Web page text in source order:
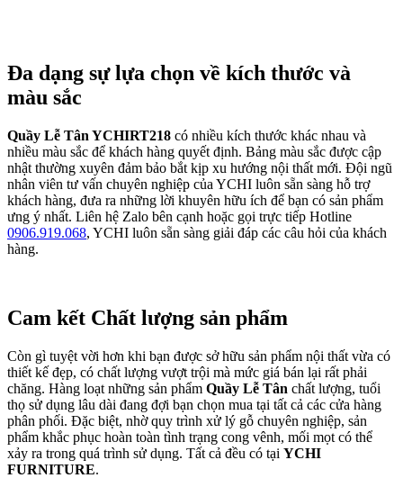
Đa dạng sự lựa chọn về kích thước và
màu sắc
Quầy Lễ Tân YCHIRT218 có nhiều kích thước khác nhau và
nhiều màu sắc để khách hàng quyết định. Bảng màu sắc được cập
nhật thường xuyên đảm bảo bắt kịp xu hướng nội thất mới. Đội ngũ
nhân viên tư vấn chuyên nghiệp của YCHI luôn sẵn sàng hỗ trợ
khách hàng, đưa ra những lời khuyên hữu ích để bạn có sản phẩm
ưng ý nhất. Liên hệ Zalo bên cạnh hoặc gọi trực tiếp Hotline
0906.919.068, YCHI luôn sẵn sàng giải đáp các câu hỏi của khách
hàng.
Cam kết Chất lượng sản phẩm
Còn gì tuyệt vời hơn khi bạn được sở hữu sản phẩm nội thất vừa có
thiết kế đẹp, có chất lượng vượt trội mà mức giá bán lại rất phải
chăng. Hàng loạt những sản phẩm Quầy Lễ Tân chất lượng, tuổi
thọ sử dụng lâu dài đang đợi bạn chọn mua tại tất cả các cửa hàng
phân phối. Đặc biệt, nhờ quy trình xử lý gỗ chuyên nghiệp, sản
phẩm khắc phục hoàn toàn tình trạng cong vênh, mối mọt có thể
xảy ra trong quá trình sử dụng. Tất cả đều có tại YCHI
FURNITURE.